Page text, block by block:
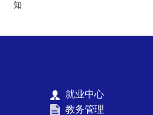
知
就业中心
教务管理